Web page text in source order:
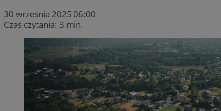
30 września 2025 06:00
Czas czytania: 3 min.